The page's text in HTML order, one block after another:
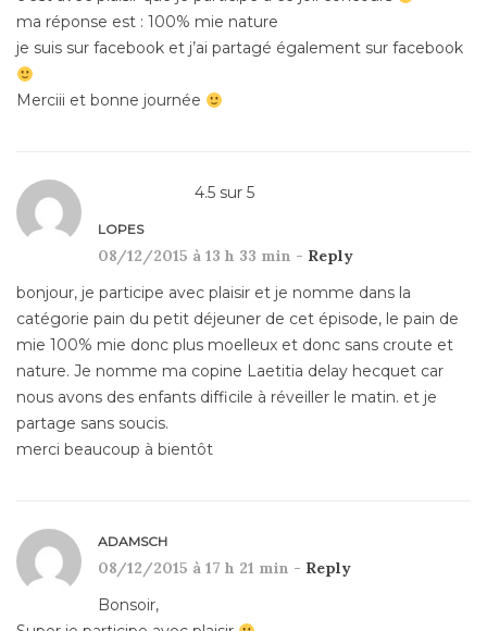
ma réponse est : 100% mie nature
je suis sur facebook et j’ai partagé également sur facebook
Merciii et bonne journée
4.5 sur 5
LOPES
08/12/2015 à 13 h 33 min - Reply
bonjour, je participe avec plaisir et je nomme dans la
catégorie pain du petit déjeuner de cet épisode, le pain de
mie 100% mie donc plus moelleux et donc sans croute et
nature. Je nomme ma copine Laetitia delay hecquet car
nous avons des enfants difficile à réveiller le matin. et je
partage sans soucis.
merci beaucoup à bientôt
ADAMSCH
08/12/2015 à 17 h 21 min - Reply
Bonsoir,